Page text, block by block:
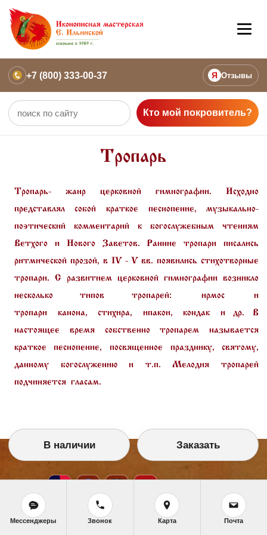
+7 (800) 333-00-37 Я Отзывы
Кто мой покровитель?
Тропарь
Тропарь- жанр церковной гимнографии. Исходно
представлял собой краткое песнопение, музыкально-
поэтический комментарий к богослужебным чтениям
Ветхого и Нового Заветов. Ранние тропари писались
ритмической прозой, в IV - V вв. появились стихотворные
тропари. С развитием церковной гимнографии возникло
несколько типов тропарей: ирмоси
тропари канона,стихира, ипакои,кондак и др. В
настоящее время собственно тропарем называется
краткое песнопение, посвященное празднику, святому,
данному богослужению и т.п. Мелодия тропарей
подчиняется гласам.
В наличии Заказать
Мессенджеры Звонок Карта Почта